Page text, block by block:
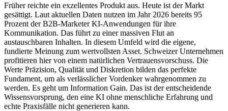
Früher reichte ein exzellentes Produkt aus. Heute ist der Markt
gesättigt. Laut aktuellen Daten nutzen im Jahr 2026 bereits 95
Prozent der B2B-Marketer KI-Anwendungen für ihre
Kommunikation. Das führt zu einer massiven Flut an
austauschbaren Inhalten. In diesem Umfeld wird die eigene,
fundierte Meinung zum wertvollsten Asset. Schweizer Unternehmen
profitieren hier von einem natürlichen Vertrauensvorschuss. Die
Werte Präzision, Qualität und Diskretion bilden das perfekte
Fundament, um als verlässlicher Vordenker wahrgenommen zu
werden. Es geht um Information Gain. Das ist der entscheidende
Wissensvorsprung, den eine KI ohne menschliche Erfahrung und
echte Praxisfälle nicht generieren kann.